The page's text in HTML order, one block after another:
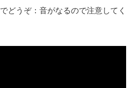
どうぞ：音がなるので注意してく